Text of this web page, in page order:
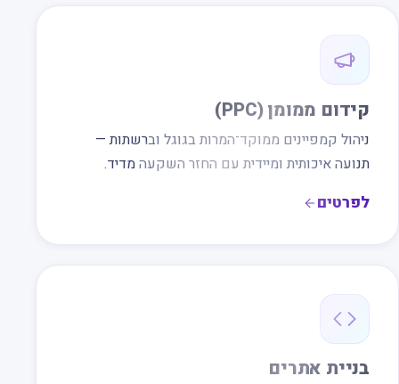
קידום ממומן (PPC)
ניהול קמפיינים ממוקד־המרות בגוגל וברשתות —
תנועה איכותית ומיידית עם החזר השקעה מדיד.
לפרטים
בניית אתרים